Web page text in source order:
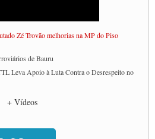
Zé Trovão melhorias na MP do Piso
de Bauru
Leva Apoio à Luta Contra o Desrespeito no
e cobram diálogo com Lula
+ Vídeos